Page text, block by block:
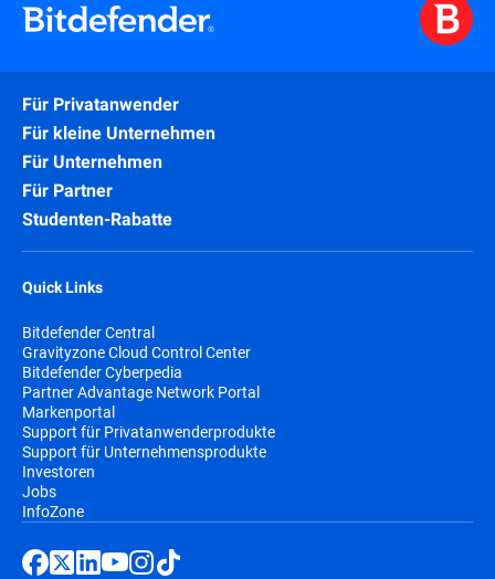
Für Privatanwender
Für kleine Unternehmen
Für Unternehmen
Für Partner
Studenten-Rabatte
Quick Links
Bitdefender Central
Gravityzone Cloud Control Center
Bitdefender Cyberpedia
Partner Advantage Network Portal
Markenportal
Support für Privatanwenderprodukte
Support für Unternehmensprodukte
Investoren
Jobs
InfoZone